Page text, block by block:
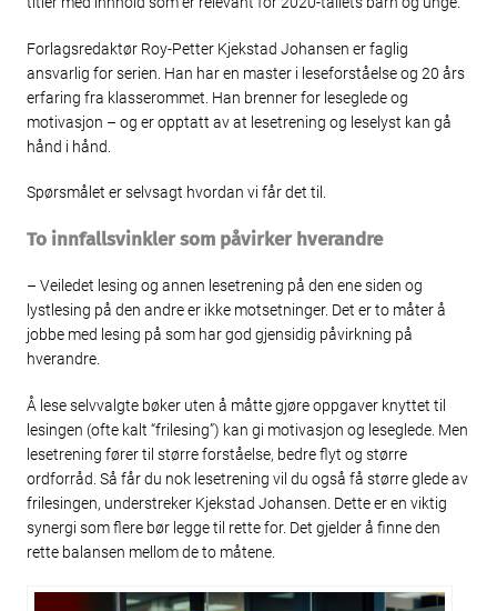
Forlagsredaktør Roy-Petter Kjekstad Johansen er faglig
ansvarlig for serien. Han har en master i leseforståelse og 20 års
erfaring fra klasserommet. Han brenner for leseglede og
motivasjon – og er opptatt av at lesetrening og leselyst kan gå
hånd i hånd.
Spørsmålet er selvsagt hvordan vi får det til.
To innfallsvinkler som påvirker hverandre
– Veiledet lesing og annen lesetrening på den ene siden og
lystlesing på den andre er ikke motsetninger. Det er to måter å
jobbe med lesing på som har god gjensidig påvirkning på
hverandre.
Å lese selvvalgte bøker uten å måtte gjøre oppgaver knyttet til
lesingen (ofte kalt “frilesing”) kan gi motivasjon og leseglede. Men
lesetrening fører til større forståelse, bedre flyt og større
ordforråd. Så får du nok lesetrening vil du også få større glede av
frilesingen, understreker Kjekstad Johansen. Dette er en viktig
synergi som flere bør legge til rette for. Det gjelder å finne den
rette balansen mellom de to måtene.